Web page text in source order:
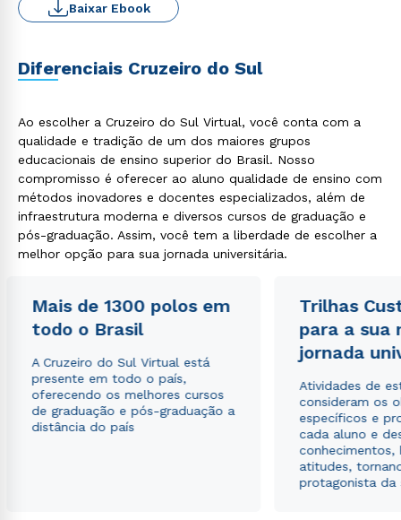
Baixar Ebook
Diferenciais Cruzeiro do Sul
Ao escolher a Cruzeiro do Sul Virtual, você conta com a
qualidade e tradição de um dos maiores grupos
educacionais de ensino superior do Brasil. Nosso
compromisso é oferecer ao aluno qualidade de ensino com
métodos inovadores e docentes especializados, além de
infraestrutura moderna e diversos cursos de graduação e
pós-graduação. Assim, você tem a liberdade de escolher a
melhor opção para sua jornada universitária.
Mais de 1300 polos em
todo o Brasil
A Cruzeiro do Sul Virtual está
presente em todo o país,
oferecendo os melhores cursos
de graduação e pós-graduação a
distância do país
Trilhas
para a sua
jornada
Atividades de
consideram os
específicos e
cada aluno e
conhecimentos,
atitudes,
protagonista da